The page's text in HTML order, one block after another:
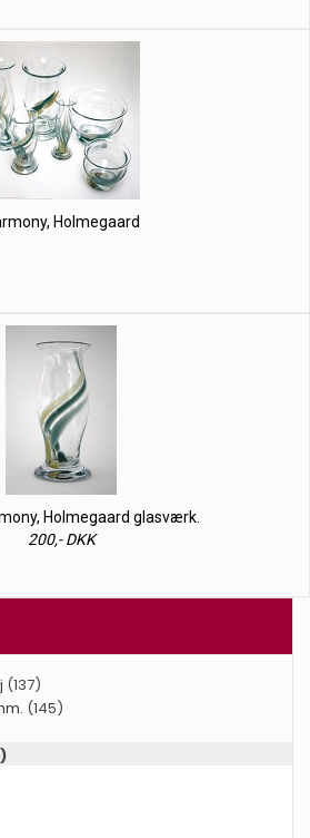
Holmegaard
Holmegaard glasværk.
200,- DKK
(137)
(145)